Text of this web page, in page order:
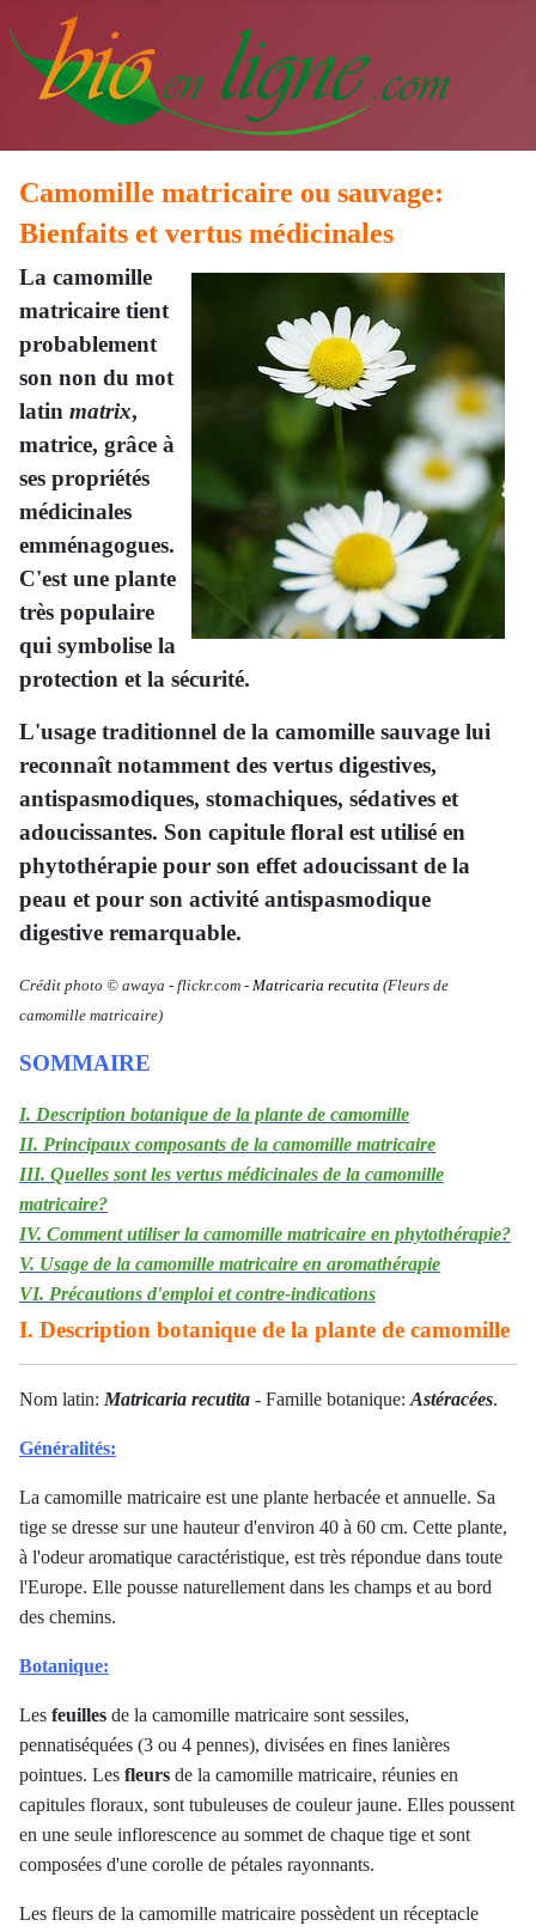
Camomille matricaire ou sauvage:
Bienfaits et vertus médicinales
La camomille
matricaire tient
probablement
son non du mot
latin matrix,
matrice, grâce à
ses propriétés
médicinales
emménagogues.
C'est une plante
très populaire
qui symbolise la
protection et la sécurité.
L'usage traditionnel de la camomille sauvage lui
reconnaît notamment des vertus digestives,
antispasmodiques, stomachiques, sédatives et
adoucissantes. Son capitule floral est utilisé en
phytothérapie pour son effet adoucissant de la
peau et pour son activité antispasmodique
digestive remarquable.
Crédit photo © awaya - flickr.com - Matricaria recutita (Fleurs de
camomille matricaire)
SOMMAIRE
I. Description botanique de la plante de camomille
II. Principaux composants de la camomille matricaire
III. Quelles sont les vertus médicinales de la camomille
matricaire?
IV. Comment utiliser la camomille matricaire en phytothérapie?
V. Usage de la camomille matricaire en aromathérapie
VI. Précautions d'emploi et contre-indications
I. Description botanique de la plante de camomille
Nom latin: Matricaria recutita - Famille botanique: Astéracées.
Généralités:
La camomille matricaire est une plante herbacée et annuelle. Sa
tige se dresse sur une hauteur d'environ 40 à 60 cm. Cette plante,
à l'odeur aromatique caractéristique, est très répondue dans toute
l'Europe. Elle pousse naturellement dans les champs et au bord
des chemins.
Botanique:
Les feuilles de la camomille matricaire sont sessiles,
pennatiséquées (3 ou 4 pennes), divisées en fines lanières
pointues. Les fleurs de la camomille matricaire, réunies en
capitules floraux, sont tubuleuses de couleur jaune. Elles poussent
en une seule inflorescence au sommet de chaque tige et sont
composées d'une corolle de pétales rayonnants.
Les fleurs de la camomille matricaire possèdent un réceptacle